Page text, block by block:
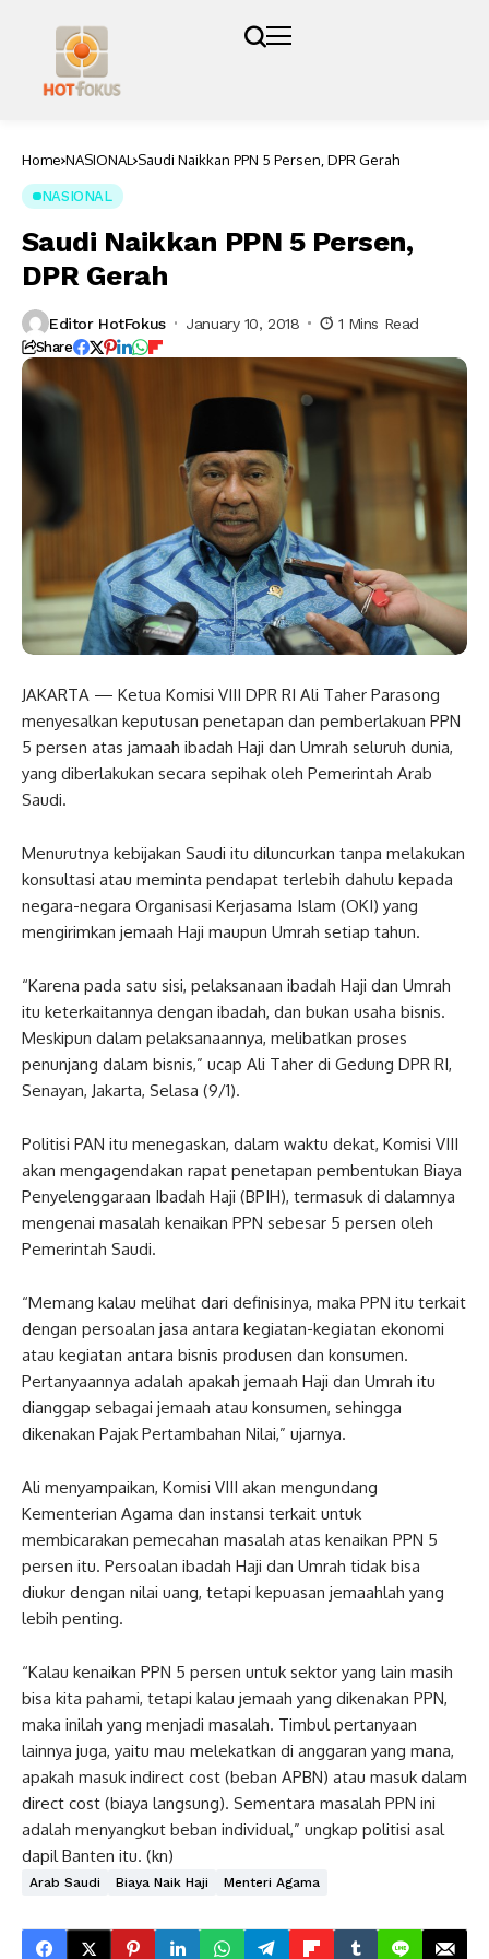
Home NASIONAL Saudi Naikkan PPN 5 Persen, DPR Gerah
NASIONAL
Saudi Naikkan PPN 5 Persen,
DPR Gerah
Editor HotFokus January 10, 2018 1 Mins Read
Share
JAKARTA — Ketua Komisi VIII DPR RI Ali Taher Parasong
menyesalkan keputusan penetapan dan pemberlakuan PPN
5 persen atas jamaah ibadah Haji dan Umrah seluruh dunia,
yang diberlakukan secara sepihak oleh Pemerintah Arab
Saudi.
Menurutnya kebijakan Saudi itu diluncurkan tanpa melakukan
konsultasi atau meminta pendapat terlebih dahulu kepada
negara-negara Organisasi Kerjasama Islam (OKI) yang
mengirimkan jemaah Haji maupun Umrah setiap tahun.
“Karena pada satu sisi, pelaksanaan ibadah Haji dan Umrah
itu keterkaitannya dengan ibadah, dan bukan usaha bisnis.
Meskipun dalam pelaksanaannya, melibatkan proses
penunjang dalam bisnis,” ucap Ali Taher di Gedung DPR RI,
Senayan, Jakarta, Selasa (9/1).
Politisi PAN itu menegaskan, dalam waktu dekat, Komisi VIII
akan mengagendakan rapat penetapan pembentukan Biaya
Penyelenggaraan Ibadah Haji (BPIH), termasuk di dalamnya
mengenai masalah kenaikan PPN sebesar 5 persen oleh
Pemerintah Saudi.
“Memang kalau melihat dari definisinya, maka PPN itu terkait
dengan persoalan jasa antara kegiatan-kegiatan ekonomi
atau kegiatan antara bisnis produsen dan konsumen.
Pertanyaannya adalah apakah jemaah Haji dan Umrah itu
dianggap sebagai jemaah atau konsumen, sehingga
dikenakan Pajak Pertambahan Nilai,” ujarnya.
Ali menyampaikan, Komisi VIII akan mengundang
Kementerian Agama dan instansi terkait untuk
membicarakan pemecahan masalah atas kenaikan PPN 5
persen itu. Persoalan ibadah Haji dan Umrah tidak bisa
diukur dengan nilai uang, tetapi kepuasan jemaahlah yang
lebih penting.
“Kalau kenaikan PPN 5 persen untuk sektor yang lain masih
bisa kita pahami, tetapi kalau jemaah yang dikenakan PPN,
maka inilah yang menjadi masalah. Timbul pertanyaan
lainnya juga, yaitu mau melekatkan di anggaran yang mana,
apakah masuk indirect cost (beban APBN) atau masuk dalam
direct cost (biaya langsung). Sementara masalah PPN ini
adalah menyangkut beban individual,” ungkap politisi asal
dapil Banten itu. (kn)
Arab Saudi Biaya Naik Haji Menteri Agama